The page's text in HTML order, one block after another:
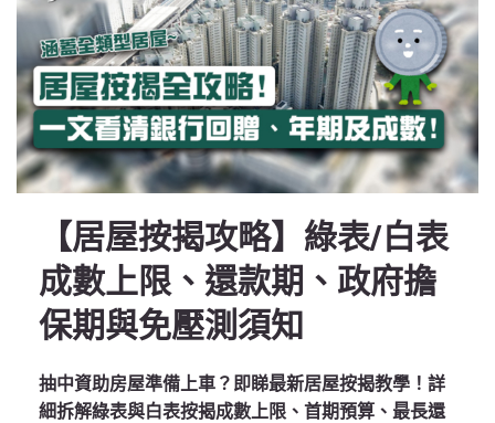
【居屋按揭攻略】綠表/白表
成數上限、還款期、政府擔
保期與免壓測須知
抽中資助房屋準備上車？即睇最新居屋按揭教學！詳
細拆解綠表與白表按揭成數上限、首期預算、最長還